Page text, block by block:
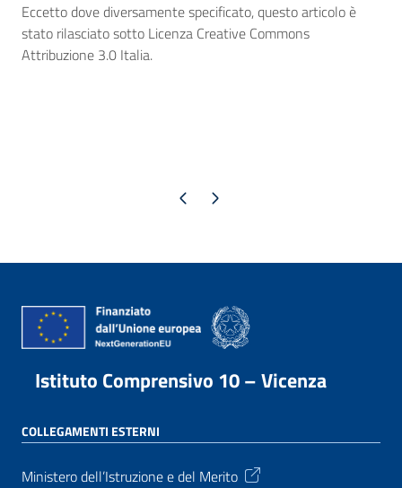
Eccetto dove diversamente specificato, questo articolo è
stato rilasciato sotto Licenza Creative Commons
Attribuzione 3.0 Italia.
Pagina precedente
Pagina successiva
Istituto Comprensivo 10 – Vicenza
COLLEGAMENTI ESTERNI
Ministero dell’Istruzione e del Merito